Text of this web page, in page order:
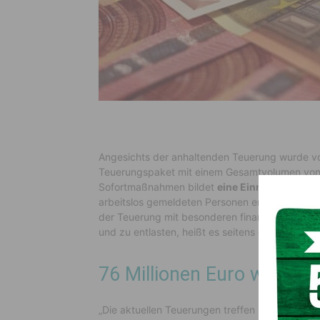
Angesichts der anhaltenden Teuerung wurde
Teuerungspaket mit einem Gesamtvolumen
Sofortmaßnahmen bildet eine Einmalzahlung
arbeitslos gemeldeten Personen erhalten. Ziel
der Teuerung mit besonderen finanziellen
und zu entlasten, heißt es seitens des
76 Millionen Euro werden
„Die aktuellen Teuerungen treffen Personen,